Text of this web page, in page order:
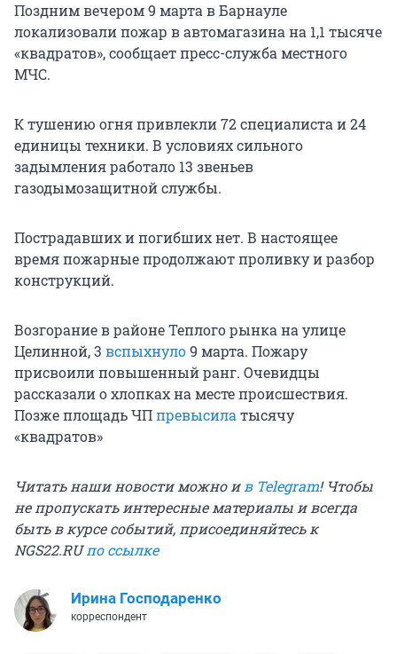
Поздним вечером 9 марта в Барнауле
локализовали пожар в автомагазина на 1,1 тысяче
«квадратов», сообщает пресс-служба местного
МЧС.
К тушению огня привлекли 72 специалиста и 24
единицы техники. В условиях сильного
задымления работало 13 звеньев
газодымозащитной службы.
Пострадавших и погибших нет. В настоящее
время пожарные продолжают проливку и разбор
конструкций.
Возгорание в районе Теплого рынка на улице
Целинной, 3 вспыхнуло9 марта. Пожару
присвоили повышенный ранг. Очевидцы
рассказали о хлопках на месте происшествия.
Позже площадь ЧПпревысила тысячу
«квадратов»
Читать наши новости можно и в Telegram! Чтобы
не пропускать интересные материалы и всегда
быть в курсе событий, присоединяйтесь к
NGS22.RUпо ссылке
Ирина Господаренко
корреспондент